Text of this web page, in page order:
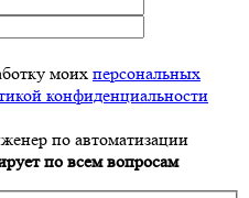
моих персональных
конфиденциальности
по автоматизации
по всем вопросам